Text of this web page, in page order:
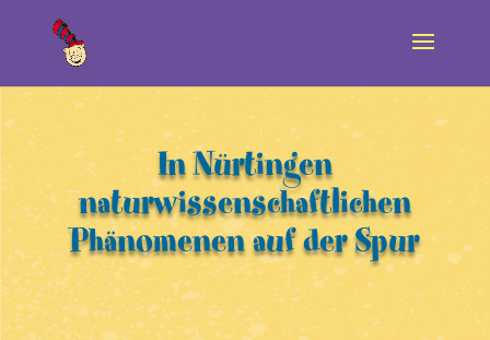
In Nürtingen
naturwissenschaftlichen
Phänomenen auf der Spur